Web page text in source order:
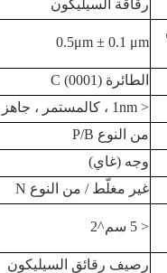
رقاقة السيليكون
0.5μm ± 0.1 μm
الطائرة C (0001)
< 1nm ، كالمستمر ، جاهز لـ EPI
من النوع P/B
وجه (غاي)
غير مغلّط / من النوع N
< 5 سم^2
رصيف رقائق السيليكون